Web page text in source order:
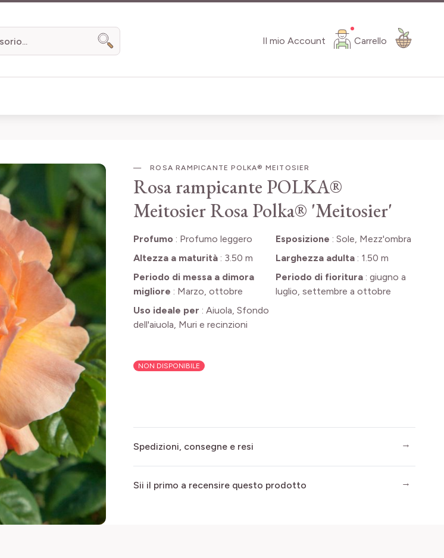
Il mio Account Carrello
Search
ROSA RAMPICANTE POLKA® MEITOSIER
Rosa rampicante POLKA®
MeitosierRosa Polka® 'Meitosier'
Profumo : Profumo leggero Esposizione : Sole, Mezz'ombra
Altezza a maturità: 3.50 m Larghezza adulta: 1.50 m
Periodo di messa a dimora
migliore : Marzo, ottobre
Periodo di fioritura: giugno a
luglio, settembre a ottobre
Uso ideale per : Aiuola, Sfondo
dell'aiuola, Muri e recinzioni
NON DISPONIBILE
Spedizioni, consegne e resi
Sii il primo a recensire questo prodotto